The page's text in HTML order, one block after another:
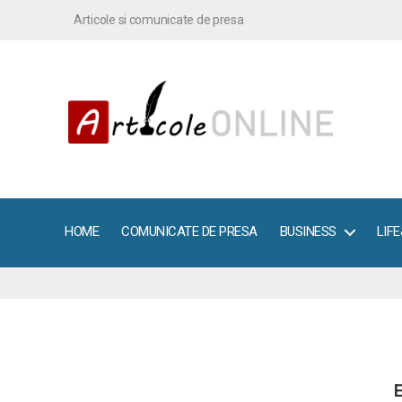
Articole si comunicate de presa
HOME COMUNICATE DE PRESA BUSINESS